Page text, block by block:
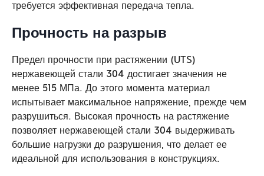
требуется эффективная передача тепла.
Прочность на разрыв
Предел прочности при растяжении (UTS)
нержавеющей стали 304 достигает значения не
менее 515 МПа. До этого момента материал
испытывает максимальное напряжение, прежде чем
разрушиться. Высокая прочность на растяжение
позволяет нержавеющей стали 304 выдерживать
большие нагрузки до разрушения, что делает ее
идеальной для использования в конструкциях.